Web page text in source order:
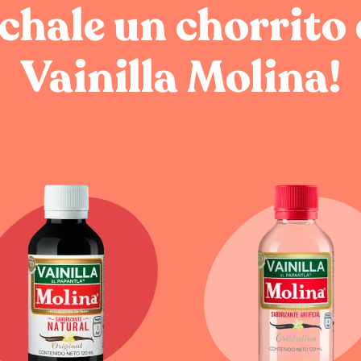
un chorrito
Vainilla Molina!